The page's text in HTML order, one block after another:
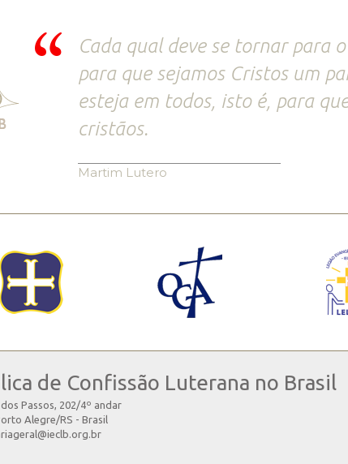
Cada qual deve se tornar para
para que sejamos Cristos um
esteja em todos, isto é, para
cristãos.
Martim Lutero
de Confissão Luterana no Brasil
Passos, 202/4º andar
Alegre/RS - Brasil